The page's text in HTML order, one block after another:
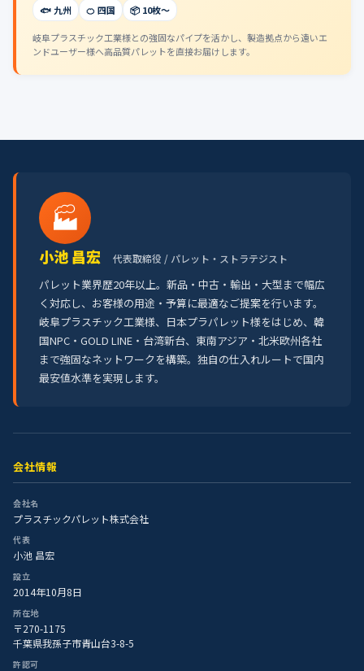
🐟 九州 🍊 四国 📦 10枚〜
岐阜プラスチック工業様との強固なパイプを活かし、製造拠点から遠いエ
ンドユーザー様へ高品質パレットを直接お届けします。
🏭
小池 昌宏 代表取締役 / パレット・ストラテジスト
パレット業界歴20年以上。新品・中古・輸出・大型まで幅広
く対応し、お客様の用途・予算に最適なご提案を行います。
岐阜プラスチック工業様、日本プラパレット様をはじめ、韓
国NPC・GOLD LINE・台湾新台、東南アジア・北米欧州各社
まで強固なネットワークを構築。独自の仕入れルートで国内
最安値水準を実現します。
会社情報
会社名
プラスチックパレット株式会社
代表
小池 昌宏
設立
2014年10月8日
所在地
〒270-1175
千葉県我孫子市青山台3-8-5
許認可